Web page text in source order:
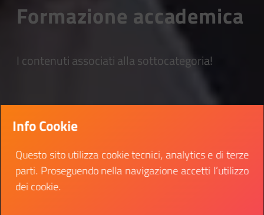
Formazione accademica
I contenuti associati alla sottocategoria!
Info Cookie
Questo sito utilizza cookie tecnici, analytics e di terze
parti. Proseguendo nella navigazione accetti l’utilizzo
dei cookie.